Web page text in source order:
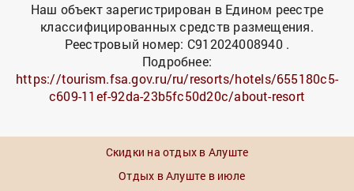
Наш объект зарегистрирован в Едином реестре
классифицированных средств размещения.
Реестровый номер: С912024008940 .
Подробнее:
https://tourism.fsa.gov.ru/ru/resorts/hotels/655180c5-
c609-11ef-92da-23b5fc50d20c/about-resort
Скидки на отдых в Алуште
Отдых в Алуште в июле